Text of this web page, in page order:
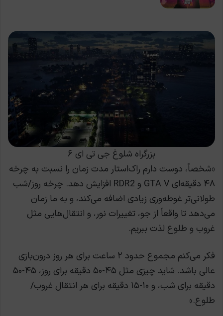
بزرگراه شلوغ جی تی ای ۶
«شخصاً، دوست دارم راک‌استار مدت زمان را نسبت به چرخه
۴۸ دقیقه‌ای GTA V و RDR2 افزایش دهد. چرخه روز/شب
طولانی‌تر غوطه‌وری زیادی اضافه می‌کند، و به ما زمان
می‌دهد تا واقعاً از جو، تغییرات نور، و انتقال‌هایی مثل
غروب و طلوع لذت ببریم.
فکر می‌کنم مجموع حدود ۲ ساعت برای هر روز درون‌بازی
عالی باشد. شاید چیزی مثل ۴۵-۵۰ دقیقه برای روز، ۴۵-۵۰
دقیقه برای شب، و ۱۰-۱۵ دقیقه برای هر انتقال غروب/
طلوع.»